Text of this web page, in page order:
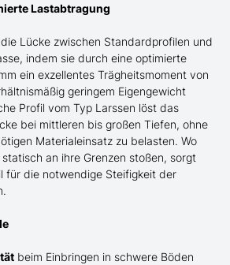
Lastabtragung
Lücke zwischen Standardprofilen und
indem sie durch eine optimierte
ein exzellentes Trägheitsmoment von
geringem Eigengewicht
Profil vom Typ Larssen löst das
bei mittleren bis großen Tiefen, ohne
Materialeinsatz zu belasten. Wo
an ihre Grenzen stoßen, sorgt
für die notwendige Steifigkeit der
beim Einbringen in schwere Böden